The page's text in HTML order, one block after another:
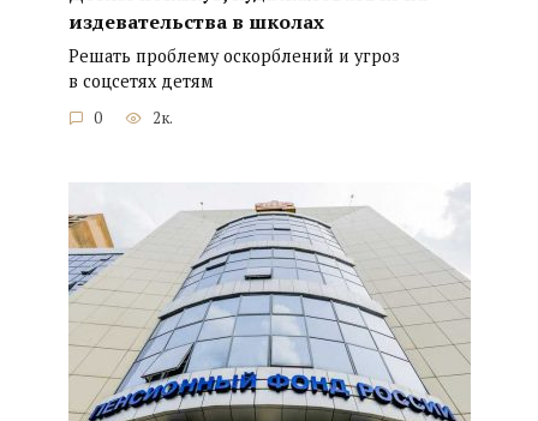
издевательства в школах
Решать проблему оскорблений и угроз
в соцсетях детям
0 2к.